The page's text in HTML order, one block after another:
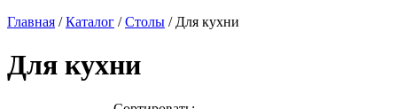
Главная /Каталог /Столы / Для кухни
Для кухни